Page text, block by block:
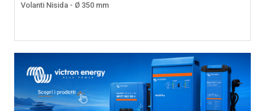
Volanti Nisida - Ø 350 mm